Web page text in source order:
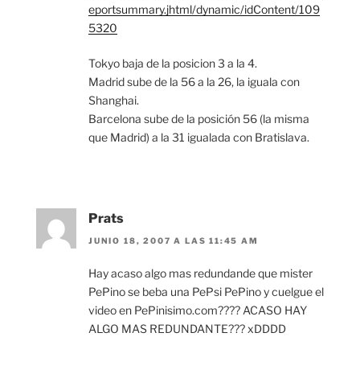
eportsummary.jhtml/dynamic/idContent/109
5320
Tokyo baja de la posicion 3 a la 4.
Madrid sube de la 56 a la 26, la iguala con
Shanghai.
Barcelona sube de la posición 56 (la misma
que Madrid) a la 31 igualada con Bratislava.
Prats
JUNIO 18, 2007 A LAS 11:45 AM
Hay acaso algo mas redundande que mister
PePino se beba una PePsi PePino y cuelgue el
video en PePinisimo.com???? ACASO HAY
ALGO MAS REDUNDANTE??? xDDDD